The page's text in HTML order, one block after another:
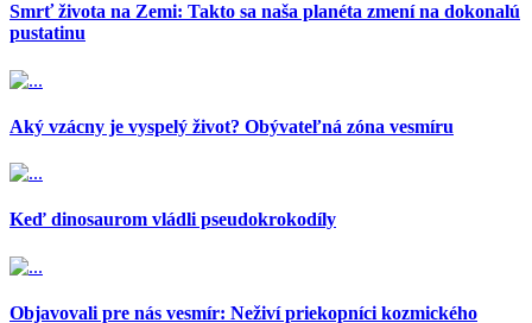
Smrť života na Zemi: Takto sa naša planéta zmení na dokonalú
pustatinu
Aký vzácny je vyspelý život? Obývateľná zóna vesmíru
Keď dinosaurom vládli pseudokrokodíly
Objavovali pre nás vesmír: Neživí priekopníci kozmického